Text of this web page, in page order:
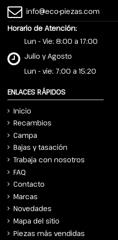
info@eco-piezas.com
Horario de Atención:
Lun - Vie: 8:00 a 17:00
Julio y Agosto
Lun - vie: 7:00 a 15:20
ENLACES RÁPIDOS
Inicio
Recambios
Campa
Bajas y tasación
Trabaja con nosotros
FAQ
Contacto
Marcas
Novedades
Mapa del sitio
Piezas más vendidas